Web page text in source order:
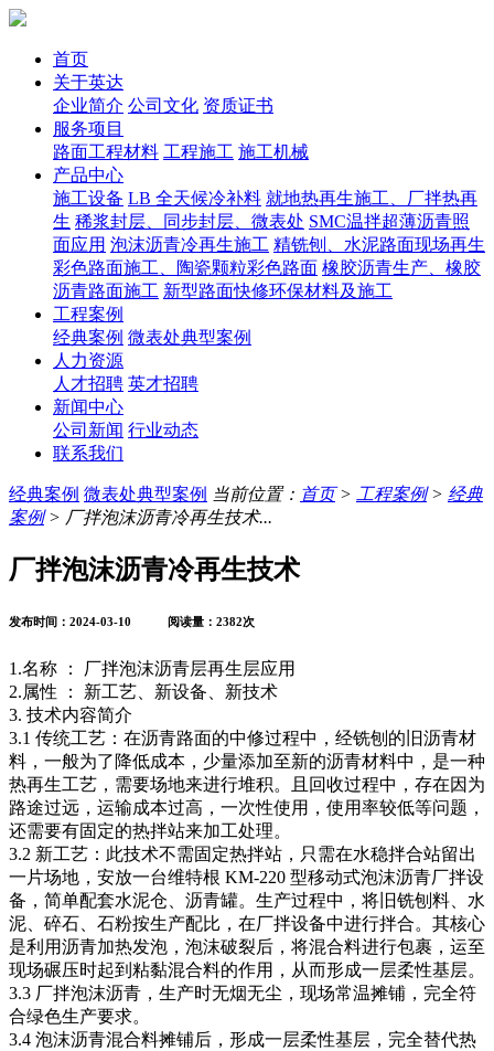
首页
关于英达
企业简介 公司文化 资质证书
服务项目
路面工程材料 工程施工 施工机械
产品中心
施工设备 LB 全天候冷补料 就地热再生施工、厂拌热再
生 稀浆封层、同步封层、微表处 SMC温拌超薄沥青照
面应用 泡沫沥青冷再生施工 精铣刨、水泥路面现场再生
彩色路面施工、陶瓷颗粒彩色路面 橡胶沥青生产、橡胶
沥青路面施工 新型路面快修环保材料及施工
工程案例
经典案例 微表处典型案例
人力资源
人才招聘 英才招聘
新闻中心
公司新闻 行业动态
联系我们
经典案例 微表处典型案例 当前位置： 首页> 工程案例> 经典
案例> 厂拌泡沫沥青冷再生技术...
厂拌泡沫沥青冷再生技术
发布时间：2024-03-10 阅读量：2382次
1.名称 ： 厂拌泡沫沥青层再生层应用
2.属性 ： 新工艺、新设备、新技术
3. 技术内容简介
3.1 传统工艺：在沥青路面的中修过程中，经铣刨的旧沥青材
料，一般为了降低成本，少量添加至新的沥青材料中，是一种
热再生工艺，需要场地来进行堆积。且回收过程中，存在因为
路途过远，运输成本过高，一次性使用，使用率较低等问题，
还需要有固定的热拌站来加工处理。
3.2 新工艺：此技术不需固定热拌站，只需在水稳拌合站留出
一片场地，安放一台维特根 KM-220 型移动式泡沫沥青厂拌设
备，简单配套水泥仓、沥青罐。生产过程中，将旧铣刨料、水
泥、碎石、石粉按生产配比，在厂拌设备中进行拌合。其核心
是利用沥青加热发泡，泡沫破裂后，将混合料进行包裹，运至
现场碾压时起到粘黏混合料的作用，从而形成一层柔性基层。
3.3 厂拌泡沫沥青，生产时无烟无尘，现场常温摊铺，完全符
合绿色生产要求。
3.4 泡沫沥青混合料摊铺后，形成一层柔性基层，完全替代热